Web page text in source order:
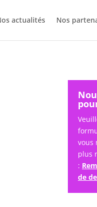
actualités Nos
vous
plus
:
de